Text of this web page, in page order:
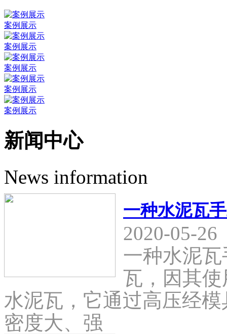
案例展示
案例展示
案例展示
案例展示
案例展示
新闻中心
News information
一种水泥瓦
2020-05-26
一种水泥
瓦，因其
水泥瓦，它通过高压经
密度大、强